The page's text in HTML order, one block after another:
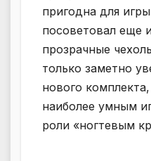
пригодна для
посоветовал еще
прозрачные
только заметно
нового
наиболее умным
роли «ногтевым